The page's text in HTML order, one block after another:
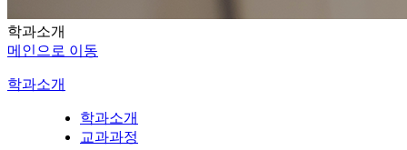
학과소개
메인으로 이동
학과소개
학과소개
교과과정